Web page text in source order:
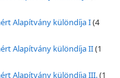
Alapítvány különdíja I(4
Alapítvány különdíja II(1
Alapítvány különdíja III.(1